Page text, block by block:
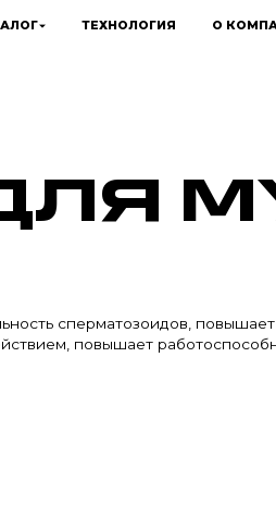
ТЕХНОЛОГИЯ О
сперматозоидов,
повышает